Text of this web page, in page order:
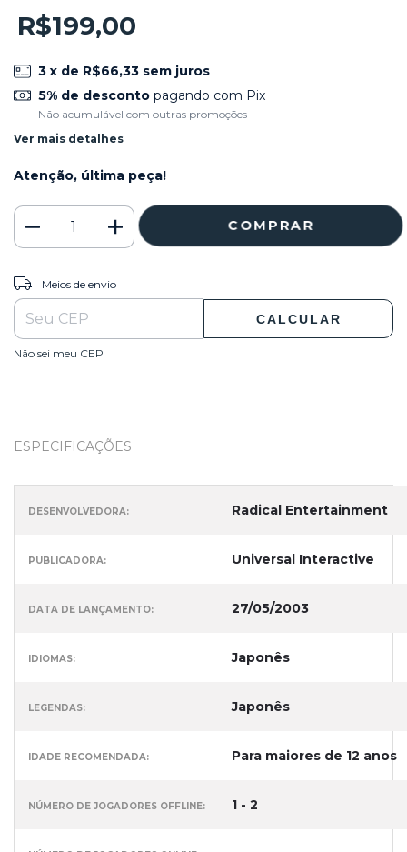
R$199,00
3 x de R$66,33 sem juros
5% de descontopagando com Pix
Não acumulável com outras promoções
Ver mais detalhes
Atenção, última peça!
Entregas para o CEP:
Meios de envio
CALCULAR
Não sei meu CEP
ESPECIFICAÇÕES
DESENVOLVEDORA: Radical Entertainment
PUBLICADORA: Universal Interactive
DATA DE LANÇAMENTO: 27/05/2003
IDIOMAS: Japonês
LEGENDAS: Japonês
IDADE RECOMENDADA: Para maiores de 12 anos
NÚMERO DE JOGADORES OFFLINE: 1 - 2